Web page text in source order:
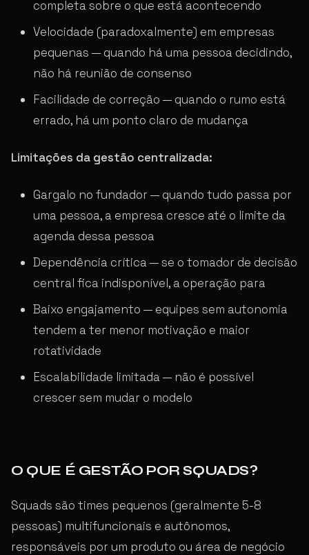
completa sobre o que está acontecendo
Velocidade (paradoxalmente) em empresas
pequenas — quando há uma pessoa decidindo,
não há reunião de consenso
Facilidade de correção — quando o rumo está
errado, há um ponto claro de mudança
Limitações da gestão centralizada:
Gargalo no fundador — quando tudo passa por
uma pessoa, a empresa cresce até o limite da
agenda dessa pessoa
Dependência crítica — se o tomador de decisão
central fica indisponível, a operação para
Baixo engajamento — equipes sem autonomia
tendem a ter menor motivação e maior
rotatividade
Escalabilidade limitada — não é possível
crescer sem mudar o modelo
O QUE É GESTÃO POR SQUADS?
Squads são times pequenos (geralmente 5-8
pessoas) multifuncionais e autônomos,
responsáveis por um produto ou área de negócio